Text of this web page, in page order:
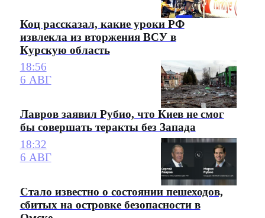
Коц рассказал, какие уроки РФ
извлекла из вторжения ВСУ в
Курскую область
18:56
6 АВГ
Лавров заявил Рубио, что Киев не смог
бы совершать теракты без Запада
18:32
6 АВГ
Стало известно о состоянии пешеходов,
сбитых на островке безопасности в